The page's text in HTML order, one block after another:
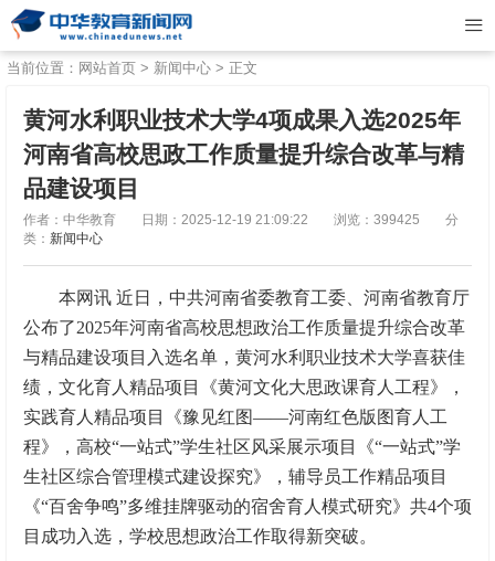
当前位置： 网站首页 > 新闻中心 > 正文
黄河水利职业技术大学4项成果入选2025年
河南省高校思政工作质量提升综合改革与精
品建设项目
作者：中华教育 日期：2025-12-19 21:09:22 浏览：399425
分
类： 新闻中心
本网讯 近日，中共河南省委教育工委、河南省教育厅
公布了2025年河南省高校思想政治工作质量提升综合改革
与精品建设项目入选名单，黄河水利职业技术大学喜获佳
绩，文化育人精品项目《黄河文化大思政课育人工程》，
实践育人精品项目《豫见红图——河南红色版图育人工
程》，高校“一站式”学生社区风采展示项目《“一站式”学
生社区综合管理模式建设探究》，辅导员工作精品项目
《“百舍争鸣”多维挂牌驱动的宿舍育人模式研究》共4个项
目成功入选，学校思想政治工作取得新突破。